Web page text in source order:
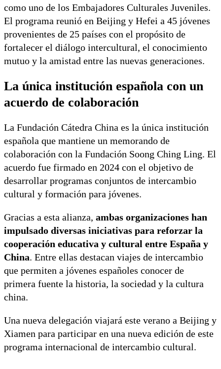
como uno de los Embajadores Culturales Juveniles.
El programa reunió en Beijing y Hefei a 45 jóvenes
provenientes de 25 países con el propósito de
fortalecer el diálogo intercultural, el conocimiento
mutuo y la amistad entre las nuevas generaciones.
La única institución española con un
acuerdo de colaboración
La Fundación Cátedra China es la única institución
española que mantiene un memorando de
colaboración con la Fundación Soong Ching Ling. El
acuerdo fue firmado en 2024 con el objetivo de
desarrollar programas conjuntos de intercambio
cultural y formación para jóvenes.
Gracias a esta alianza, ambas organizaciones han
impulsado diversas iniciativas para reforzar la
cooperación educativa y cultural entre España y
China. Entre ellas destacan viajes de intercambio
que permiten a jóvenes españoles conocer de
primera fuente la historia, la sociedad y la cultura
china.
Una nueva delegación viajará este verano a Beijing y
Xiamen para participar en una nueva edición de este
programa internacional de intercambio cultural.